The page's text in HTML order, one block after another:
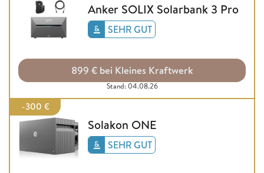
Anker SOLIX Solarbank 3 Pro
SEHR GUT
899 € bei Kleines Kraftwerk
Stand: 04.08.26
-300 €
Solakon ONE
SEHR GUT